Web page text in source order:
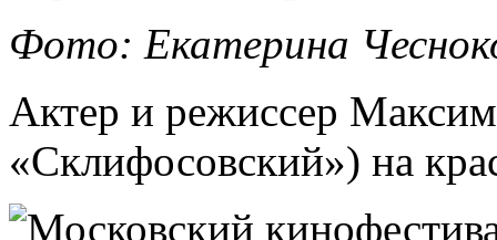
Фото: Екатерина
Актер и режиссер
«Склифосовский») на